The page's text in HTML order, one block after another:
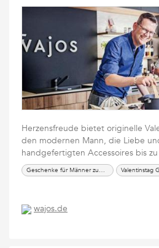
Herzensfreude bietet originelle
den modernen Mann, die Liebe
handgefertigten Accessoires bis
Geschenke für Männer zum Valentinstag
wajos.de